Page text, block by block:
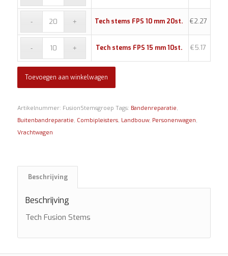
Tech stems FPS 10 mm 20st. €2.27
Tech stems FPS 15 mm 10st. €5.17
Toevoegen aan winkelwagen
Artikelnummer: FusionStemsgroep Tags: Bandenreparatie,
Buitenbandreparatie, Combipleisters, Landbouw, Personenwagen,
Vrachtwagen
Beschrijving
Beschrijving
Tech Fusion Stems